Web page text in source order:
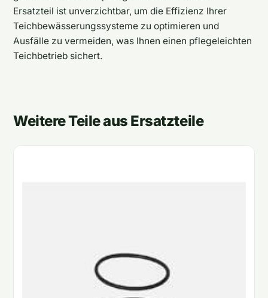
Ersatzteil ist unverzichtbar, um die Effizienz Ihrer
Teichbewässerungssysteme zu optimieren und
Ausfälle zu vermeiden, was Ihnen einen pflegeleichten
Teichbetrieb sichert.
Weitere Teile aus Ersatzteile